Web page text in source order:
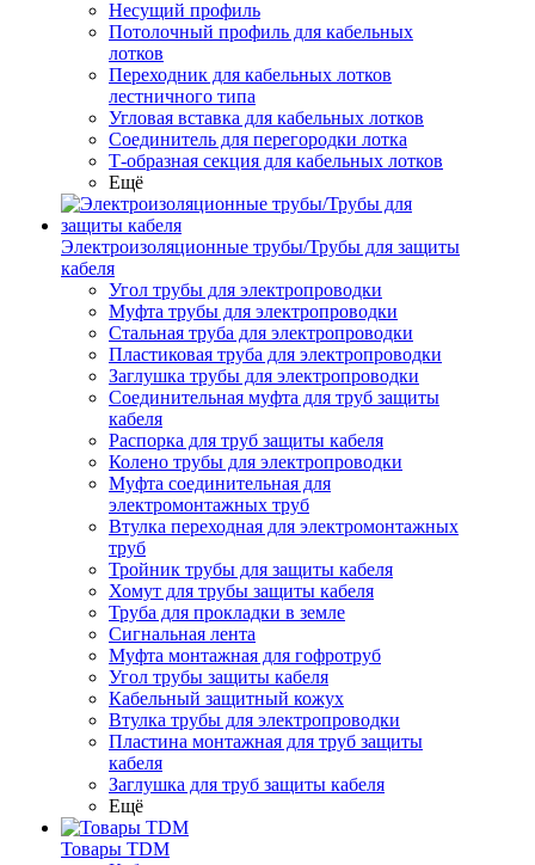
Несущий профиль
Потолочный профиль для кабельных
лотков
Переходник для кабельных лотков
лестничного типа
Угловая вставка для кабельных лотков
Соединитель для перегородки лотка
Т-образная секция для кабельных лотков
Ещё
Электроизоляционные трубы/Трубы для защиты
кабеля
Угол трубы для электропроводки
Муфта трубы для электропроводки
Стальная труба для электропроводки
Пластиковая труба для электропроводки
Заглушка трубы для электропроводки
Соединительная муфта для труб защиты
кабеля
Распорка для труб защиты кабеля
Колено трубы для электропроводки
Муфта соединительная для
электромонтажных труб
Втулка переходная для электромонтажных
труб
Тройник трубы для защиты кабеля
Хомут для трубы защиты кабеля
Труба для прокладки в земле
Сигнальная лента
Муфта монтажная для гофротруб
Угол трубы защиты кабеля
Кабельный защитный кожух
Втулка трубы для электропроводки
Пластина монтажная для труб защиты
кабеля
Заглушка для труб защиты кабеля
Ещё
Товары TDM